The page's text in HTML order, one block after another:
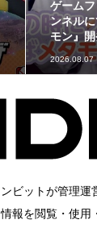
ポケモ
金箱「
ンク」
2026.08.07
ビットが管理運
報を閲覧・使用